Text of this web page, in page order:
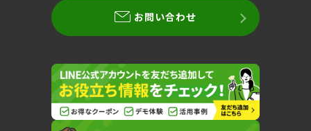
お問い合わせ